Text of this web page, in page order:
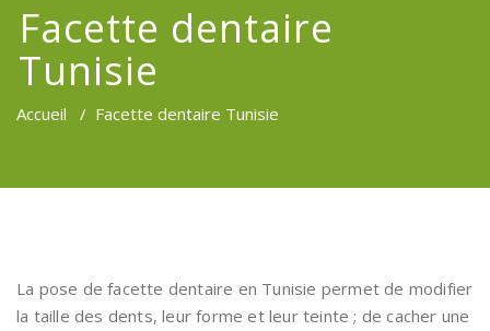
Facette dentaire
Tunisie
Accueil / Facette dentaire Tunisie
La pose de facette dentaire en Tunisie permet de modifier
la taille des dents, leur forme et leur teinte ; de cacher une